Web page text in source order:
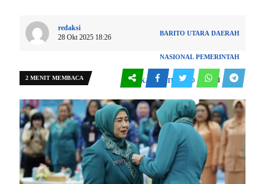
redaksi
28 Okt 2025 18:26
BARITO UTARA DAERAH
NASIONAL PEMERINTAH
KABUPATEN 0 3183
2 MENIT MEMBACA